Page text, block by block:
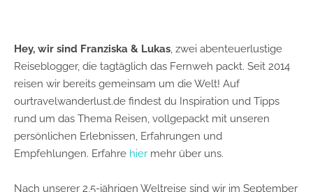
Hey, wir sind Franziska & Lukas, zwei abenteuerlustige
Reiseblogger, die tagtäglich das Fernweh packt. Seit 2014
reisen wir bereits gemeinsam um die Welt! Auf
ourtravelwanderlust.de findest du Inspiration und Tipps
rund um das Thema Reisen, vollgepackt mit unseren
persönlichen Erlebnissen, Erfahrungen und
Empfehlungen. Erfahre hier mehr über uns.
Nach unserer 2,5-jährigen Weltreise sind wir im September